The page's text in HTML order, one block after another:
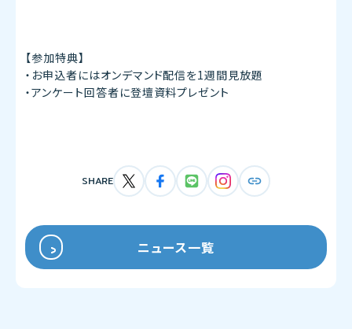
SHARE
ニュース一覧
【参加特典】
・お申込者にはオンデマンド配信を1週間見放題
・アンケート回答者に登壇資料プレゼント